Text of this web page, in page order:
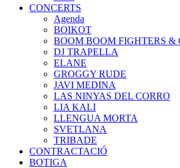
CONCERTS
Agenda
BOIKOT
BOOM BOOM FIGHTERS &
DJ TRAPELLA
ELANE
GROGGY RUDE
JAVI MEDINA
LAS NINYAS DEL CORRO
LIA KALI
LLENGUA MORTA
SVETLANA
TRIBADE
CONTRACTACIÓ
BOTIGA